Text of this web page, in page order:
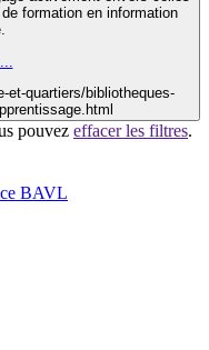
formation en information
et-quartiers/bibliotheques-
pouvez effacer les filtres.
BAVL